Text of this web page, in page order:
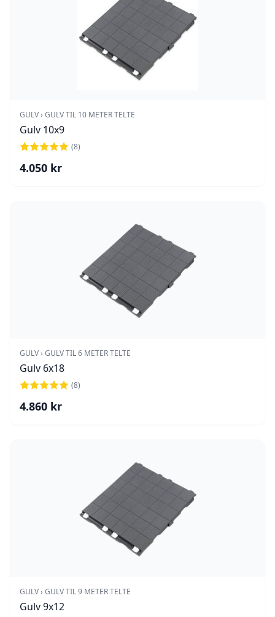
GULV › GULV TIL 10 METER TELTE
Gulv 10x9
(8)
4.050 kr
GULV › GULV TIL 6 METER TELTE
Gulv 6x18
(8)
4.860 kr
GULV › GULV TIL 9 METER TELTE
Gulv 9x12